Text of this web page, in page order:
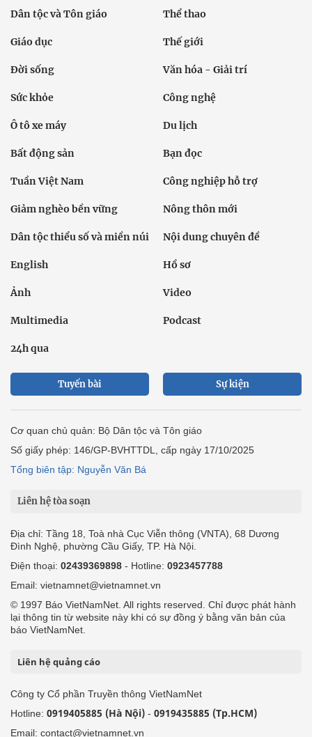
Dân tộc và Tôn giáo Thể thao
Giáo dục Thế giới
Đời sống Văn hóa - Giải trí
Sức khỏe Công nghệ
Ô tô xe máy Du lịch
Bất động sản Bạn đọc
Tuần Việt Nam Công nghiệp hỗ trợ
Giảm nghèo bền vững Nông thôn mới
Dân tộc thiểu số và miền núi Nội dung chuyên đề
English Hồ sơ
Ảnh Video
Multimedia Podcast
24h qua
Tuyến bài Sự kiện
Cơ quan chủ quản: Bộ Dân tộc và Tôn giáo
Số giấy phép: 146/GP-BVHTTDL, cấp ngày 17/10/2025
Tổng biên tập: Nguyễn Văn Bá
Liên hệ tòa soạn
Địa chỉ: Tầng 18, Toà nhà Cục Viễn thông (VNTA), 68 Dương
Đình Nghệ, phường Cầu Giấy, TP. Hà Nội.
Điện thoại: 02439369898 - Hotline: 0923457788
Email: vietnamnet@vietnamnet.vn
© 1997 Báo VietNamNet. All rights reserved. Chỉ được phát hành
lại thông tin từ website này khi có sự đồng ý bằng văn bản của
báo VietNamNet.
Liên hệ quảng cáo
Công ty Cổ phần Truyền thông VietNamNet
Hotline: 0919405885 (Hà Nội) - 0919435885 (Tp.HCM)
Email: contact@vietnamnet.vn